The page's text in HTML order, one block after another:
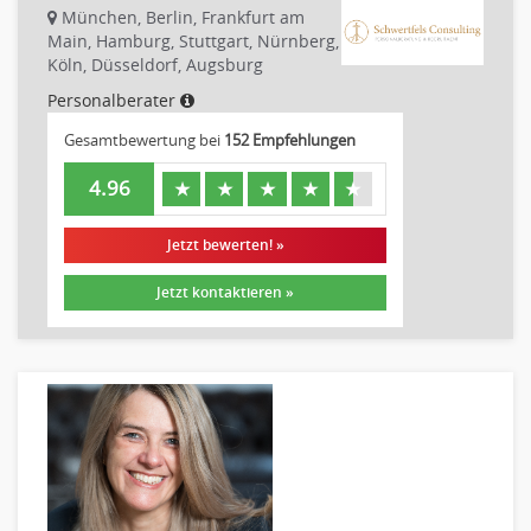
Disposition
Einkauf
Logistik
Entsorgungslogistik
Fuhrparkmanagement
Lagerlogistik
Einkauf, Materialwirtschaft & Logistik Leitung, Teamleitung
Materialwirtschaft
Produktionslogistik
Einkauf, Materialwirtschaft & Logistik Prozessmanagement
Supply-Chain-Management
Controlling
Debitorenbuchhaltung
Finanzbuchhaltung, Bilanzbuchhaltung
Gehaltsbuchhaltung, Lohnbuchhaltung
Konzernbuchhaltung
München, Berlin, Frankfurt am
Main, Hamburg, Stuttgart, Nürnberg,
Köln, Düsseldorf, Augsburg
Personalberater
Gesamtbewertung bei 152 Empfehlungen
4.96 ★ ★ ★ ★ ★
Jetzt bewerten! »
Jetzt kontaktieren »